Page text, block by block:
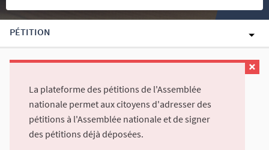
PÉTITION
La plateforme des pétitions de l'Assemblée
nationale permet aux citoyens d'adresser des
pétitions à l'Assemblée nationale et de signer
des pétitions déjà déposées.